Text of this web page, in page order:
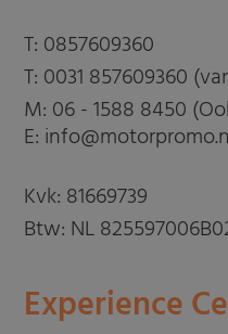
T: 0857609360
T: 0031 857609360
M: 06 - 1588 8450
E:
Kvk: 81669739
Btw: NL
Experience